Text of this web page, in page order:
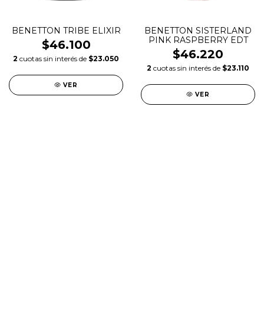
BENETTON TRIBE ELIXIR
$46.100
2 cuotas sin interés de $23.050
VER
BENETTON SISTERLAND
PINK RASPBERRY EDT
$46.220
2 cuotas sin interés de $23.110
VER